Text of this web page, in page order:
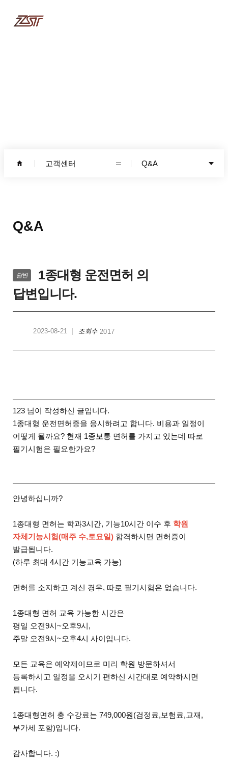
고객센터 Q&A
Q&A
답변
1종대형 운전면허 의
답변입니다.
2023-08-21 조회수 2017
123 님이 작성하신 글입니다.
1종대형 운전면허증을 응시하려고 합니다. 비용과 일정이
어떻게 될까요? 현재 1종보통 면허를 가지고 있는데 따로
필기시험은 필요한가요?
안녕하십니까?
1종대형 면허는 학과3시간, 기능10시간 이수 후 학원
자체기능시험(매주 수,토요일) 합격하시면 면허증이
발급됩니다.
(하루 최대 4시간 기능교육 가능)
면허를 소지하고 계신 경우, 따로 필기시험은 없습니다.
1종대형 면허 교육 가능한 시간은
평일 오전9시~오후9시,
주말 오전9시~오후4시 사이입니다.
모든 교육은 예약제이므로 미리 학원 방문하셔서
등록하시고 일정을 오시기 편하신 시간대로 예약하시면
됩니다.
1종대형면허 총 수강료는 749,000원(검정료,보험료,교재,
부가세 포함)입니다.
감사합니다. :)